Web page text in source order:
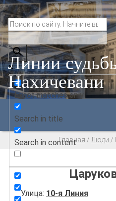
Линии
Нахичевани
Exact matches only
Search in title
Search in content
Главная / Люди /
Улица: 10-я Линия